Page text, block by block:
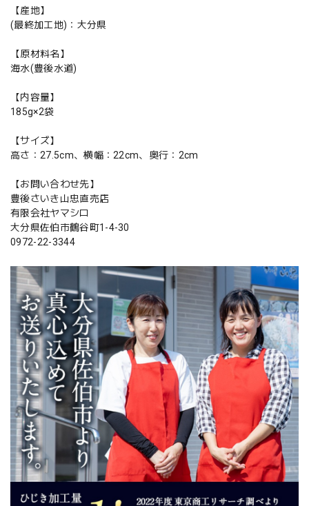
【産地】
(最終加工地)：大分県
【原材料名】
海水(豊後水道)
【内容量】
185g×2袋
【サイズ】
高さ：27.5cm、横幅：22cm、奥行：2cm
【お問い合わせ先】
豊後さいき山忠直売店
有限会社ヤマシロ
大分県佐伯市鶴谷町1-4-30
0972-22-3344